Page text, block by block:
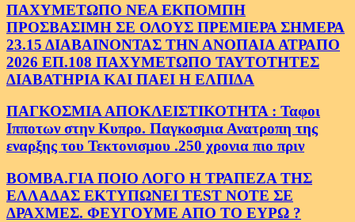
ΠΑΧΥΜΕΤΩΠΟ ΝΕΑ ΕΚΠΟΜΠΗ
ΠΡΟΣΒΑΣΙΜΗ ΣΕ ΟΛΟΥΣ ΠΡΕΜΙΕΡΑ ΣΗΜΕΡΑ
23.15 ΔΙΑΒΑΙΝΟΝΤΑΣ ΤΗΝ ΑΝΟΠΑΙΑ ΑΤΡΑΠΟ
2026 ΕΠ.108 ΠΑΧΥΜΕΤΩΠΟ ΤΑΥΤΟΤΗΤΕΣ
ΔΙΑΒΑΤΗΡΙΑ ΚΑΙ ΠΑΕΙ Η ΕΛΠΙΔΑ
ΠΑΓΚΟΣΜΙΑ ΑΠΟΚΛΕΙΣΤΙΚΟΤΗΤΑ : Ταφοι
Ιπποτων στην Κυπρο. Παγκοσμια Ανατροπη της
εναρξης του Τεκτονισμου .250 χρονια πιο πριν
ΒΟΜΒΑ.ΓΙΑ ΠΟΙΟ ΛΟΓΟ Η ΤΡΑΠΕΖΑ ΤΗΣ
ΕΛΛΑΔΑΣ ΕΚΤΥΠΩΝΕΙ TEST NOTE ΣΕ
ΔΡΑΧΜΕΣ. ΦΕΥΓΟΥΜΕ ΑΠΟ ΤΟ ΕΥΡΩ ?